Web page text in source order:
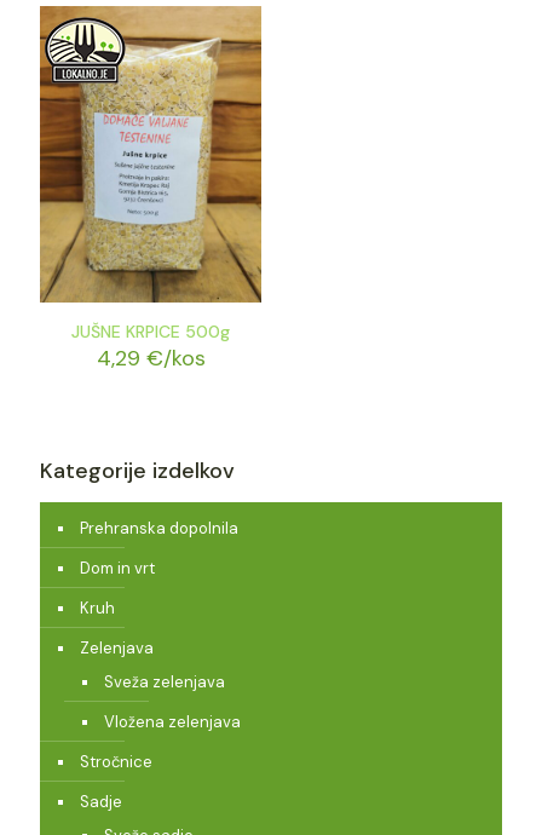
JUŠNE KRPICE 500g
4,29 €/kos
Kategorije izdelkov
Prehranska dopolnila
Dom in vrt
Kruh
Zelenjava
Sveža zelenjava
Vložena zelenjava
Stročnice
Sadje